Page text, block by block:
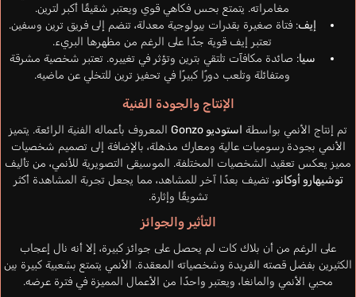
مغامراته. يتمتع بحس فكاهي قوي ويعتبر شقيقًا أكبر لترين.
إيف: فتاة صغيرة بقدرات بيولوجية معدلة، تنضم إلى فريق ترين وسفين.
تعتبر إيف قوية جدًا على الرغم من مظهرها البريء.
سيا: صائدة مكافآت تلتقي بترين وتؤثر في تغييره. تعتبر شخصية مشرقة
ومتفائلة وتلعب دورًا كبيرًا في تحفيز ترين للتخلي عن ماضيه.
الإنتاج والجودة الفنية
تم إنتاج الأنمي بواسطة استوديو Gonzo
المعروف بأعماله الفنية الرائعة. يتميز
الأنمي بجودة رسوميات عالية ومعارك مذهلة، بالإضافة إلى تصميم شخصيات
مميز يعكس تعقيد الشخصيات المختلفة. الموسيقى التصويرية للأنمي، من تأليف
توشيهارو أوكانو، تضيف بعدًا آخر للمشاهد، مما يجعل تجربة المشاهدة أكثر
تشويقًا وإثارة.
التأثير والجوائز
على الرغم من أن بلاك كات لم يحصل على جوائز كبيرة، إلا أنه نال إعجاب
الكثيرين بفضل قصته الفريدة وشخصياته المعقدة. الأنمي يتمتع بشعبية كبيرة بين
محبي الأنمي والمانغا، ويعتبر واحدًا من الأعمال المميزة في فترة عرضه.